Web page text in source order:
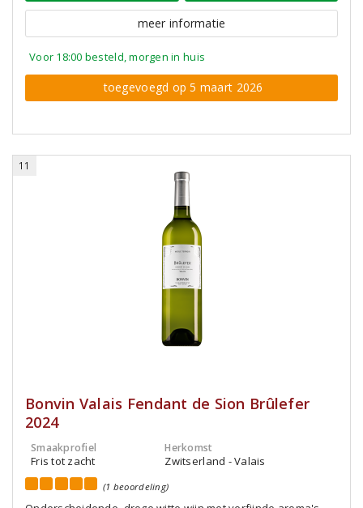
meer informatie
Voor 18:00 besteld, morgen in huis
toegevoegd op 5 maart 2026
11
Bonvin Valais Fendant de Sion Brûlefer
2024
Smaakprofiel
Fris tot zacht
Herkomst
Zwitserland - Valais
(1 beoordeling)